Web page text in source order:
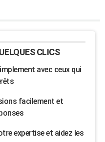
CLICS
avec ceux qui
facilement et
expertise et aidez les